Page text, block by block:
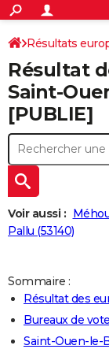
ACTUALITÉS
Politique
Société
Faits Divers
Education
Monde
Villes
+
SPORT
Coupe du monde
Football
Tennis
Cyclisme
Rugby
Forum
CULTURE
Programme TV
TNT
Streaming
Cinéma
Sorties cinéma
Musique
+FINANCE
Retraite
Impôts
Epargne
Immobilier
Risques naturels
Banque
Assurance
CréditAUTO
Essais
Réserver un essai
Citadines
Berlines
SUV
Forum auto
+HIGH-TECH
Mobiles
Meilleur smartphone
Internet
Ordinateurs
Jeux vidéo
Guide high-tech
+
BRICOLAGE
Forum
Aménagement
Extérieur
Cuisine
Salle de bains
Jardinage
Rangement
+
LIFESTYLE
Art de vivre
Bien-être
Loisirs
Mode
Modes de vie
SANTE
Alimentation
Guide de la santé
Maladies
Médicaments
Sommeil
VOYAGE
Résultats
Résultat
Saint-
[PUBLIE]
Voir aussi :
Pallu (53140)
Sommaire :
Résultat des
Bureaux de
Saint-Ouen-le-